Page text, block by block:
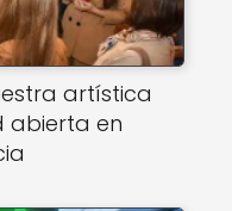
artística
abierta en